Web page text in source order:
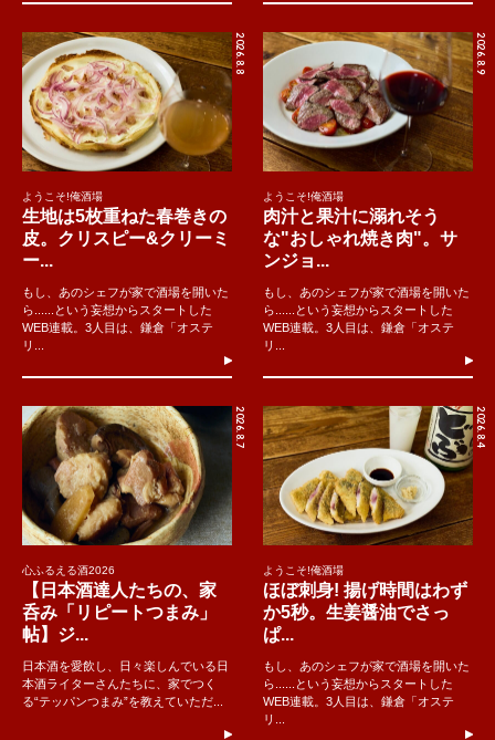
2026.8.8
ようこそ!俺酒場
生地は5枚重ねた春巻きの
皮。クリスピー&クリーミ
ー...
もし、あのシェフが家で酒場を開いた
ら......という妄想からスタートした
WEB連載。3人目は、鎌倉「オステ
リ...
2026.8.9
ようこそ!俺酒場
肉汁と果汁に溺れそう
な"おしゃれ焼き肉"。サ
ンジョ...
もし、あのシェフが家で酒場を開いた
ら......という妄想からスタートした
WEB連載。3人目は、鎌倉「オステ
リ...
2026.8.7
心ふるえる酒2026
【日本酒達人たちの、家
呑み「リピートつまみ」
帖】ジ...
日本酒を愛飲し、日々楽しんでいる日
本酒ライターさんたちに、家でつく
る“テッパンつまみ”を教えていただ...
2026.8.4
ようこそ!俺酒場
ほぼ刺身! 揚げ時間はわず
か5秒。生姜醤油でさっ
ぱ...
もし、あのシェフが家で酒場を開いた
ら......という妄想からスタートした
WEB連載。3人目は、鎌倉「オステ
リ...